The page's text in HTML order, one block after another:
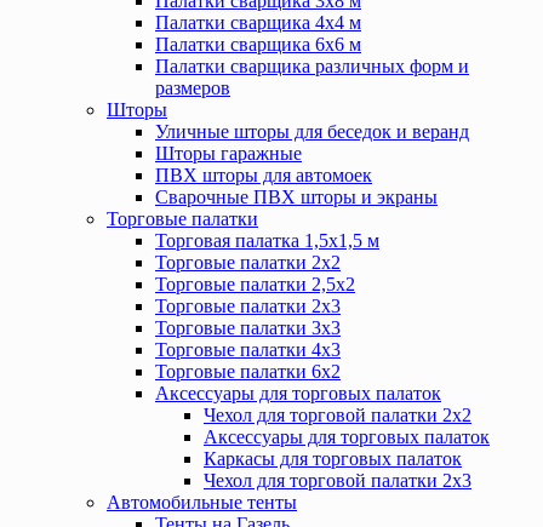
Палатки сварщика 4х4 м
Палатки сварщика 6х6 м
Палатки сварщика различных форм и
размеров
Шторы
Уличные шторы для беседок и веранд
Шторы гаражные
ПВХ шторы для автомоек
Сварочные ПВХ шторы и экраны
Торговые палатки
Торговая палатка 1,5х1,5 м
Торговые палатки 2х2
Торговые палатки 2,5х2
Торговые палатки 2х3
Торговые палатки 3х3
Торговые палатки 4х3
Торговые палатки 6х2
Аксессуары для торговых палаток
Чехол для торговой палатки 2х2
Аксессуары для торговых палаток
Каркасы для торговых палаток
Чехол для торговой палатки 2х3
Автомобильные тенты